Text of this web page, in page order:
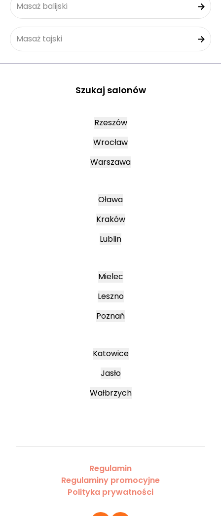
Masaż balijski
Masaż tajski
Szukaj salonów
Rzeszów
Wrocław
Warszawa
Oława
Kraków
Lublin
Mielec
Leszno
Poznań
Katowice
Jasło
Wałbrzych
Regulamin
Regulaminy promocyjne
Polityka prywatności